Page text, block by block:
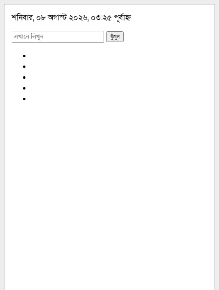
শনিবার, ০৮ অগাস্ট ২০২৬, ০৩:২৫ পূর্বাহ্ন
খুঁজুন